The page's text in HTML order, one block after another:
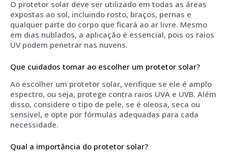
O protetor solar deve ser utilizado em todas as áreas
expostas ao sol, incluindo rosto, braços, pernas e
qualquer parte do corpo que ficará ao ar livre. Mesmo
em dias nublados, a aplicação é essencial, pois os raios
UV podem penetrar nas nuvens.
Que cuidados tomar ao escolher um protetor solar?
Ao escolher um protetor solar, verifique se ele é amplo
espectro, ou seja, protege contra raios UVA e UVB. Além
disso, considere o tipo de pele, se é oleosa, seca ou
sensível, e opte por fórmulas adequadas para cada
necessidade.
Qual a importância do protetor solar?